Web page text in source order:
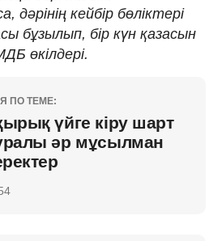
кейбір бөліктері
бұзылып, бір күн қазасын
өкілдері.
ПО ТЕМЕ:
үйге кіру шарт
әр мұсылман